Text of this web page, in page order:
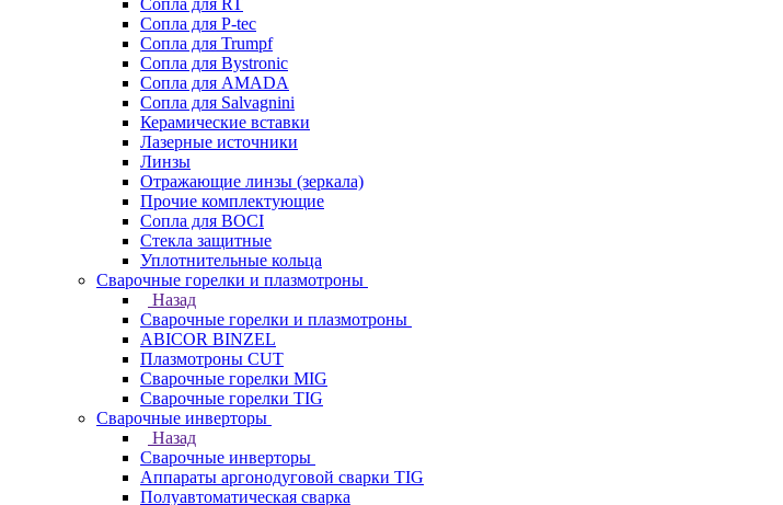
Сопла для RT
Сопла для P-tec
Сопла для Trumpf
Сопла для Bystronic
Сопла для AMADA
Сопла для Salvagnini
Керамические вставки
Лазерные источники
Линзы
Отражающие линзы (зеркала)
Прочие комплектующие
Сопла для BOCI
Стекла защитные
Уплотнительные кольца
Сварочные горелки и плазмотроны
Назад
Сварочные горелки и плазмотроны
ABICOR BINZEL
Плазмотроны CUT
Сварочные горелки MIG
Сварочные горелки TIG
Сварочные инверторы
Назад
Сварочные инверторы
Аппараты аргонодуговой сварки TIG
Полуавтоматическая сварка